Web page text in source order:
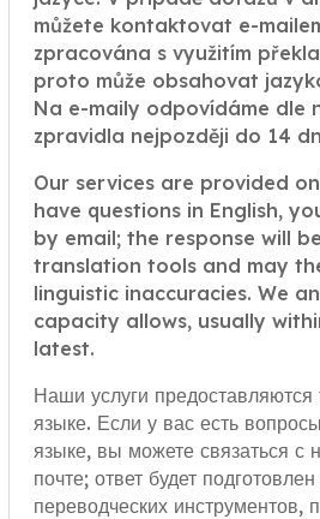
můžete kontaktovat e-
zpracována s využitím
proto může obsahovat
Na e-maily odpovídáme dle
zpravidla nejpozději do 14
Our services are provided
have questions in English,
by email; the response will
translation tools and may
linguistic inaccuracies. We
capacity allows, usually
latest.
Наши услуги предоставляются
языке. Если у вас есть
языке, вы можете связаться с
почте; ответ будет
переводческих инструментов,